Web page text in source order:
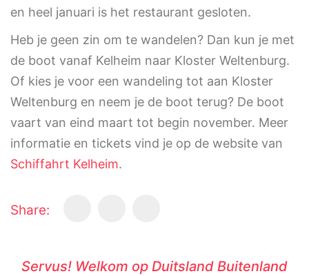
en heel januari is het restaurant gesloten.
Heb je geen zin om te wandelen? Dan kun je met
de boot vanaf Kelheim naar Kloster Weltenburg.
Of kies je voor een wandeling tot aan Kloster
Weltenburg en neem je de boot terug? De boot
vaart van eind maart tot begin november. Meer
informatie en tickets vind je op de website van
Schiffahrt Kelheim.
Share:
Servus! Welkom op Duitsland Buitenland